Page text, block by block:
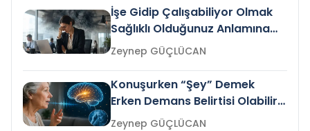
İşe Gidip Çalışabiliyor Olmak
Sağlıklı Olduğunuz Anlamına
Gelir mi?Zeynep GÜÇLÜCAN
Konuşurken “Şey” Demek
Erken Demans Belirtisi Olabilir
mi?
Zeynep GÜÇLÜCAN